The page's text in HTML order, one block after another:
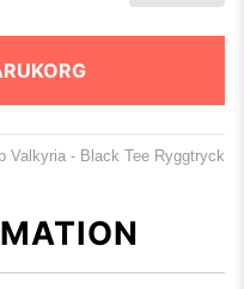
mängd
Valkyria - Black Tee Ryggtryck